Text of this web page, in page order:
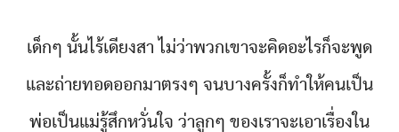
เด็กๆ นั้นไร้เดียงสา ไม่ว่าพวกเขาจะคิดอะไรก็จะพูด
และถ่ายทอดออกมาตรงๆ จนบางครั้งก็ทำให้คนเป็น
พ่อเป็นแม่รู้สึกหวั่นใจ ว่าลูกๆ ของเราจะเอาเรื่องใน